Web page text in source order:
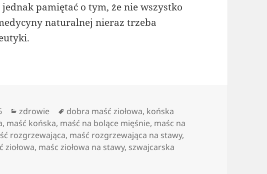
pamiętać o tym, że nie wszystko
naturalnej nieraz trzeba
Kategorie
zdrowie Tagi
dobra maść ziołowa, końska
, maść końska, maść na bolące mięśnie, maśc na
rozgrzewająca, maść rozgrzewająca na stawy,
ziołowa, maśc ziołowa na stawy, szwajcarska